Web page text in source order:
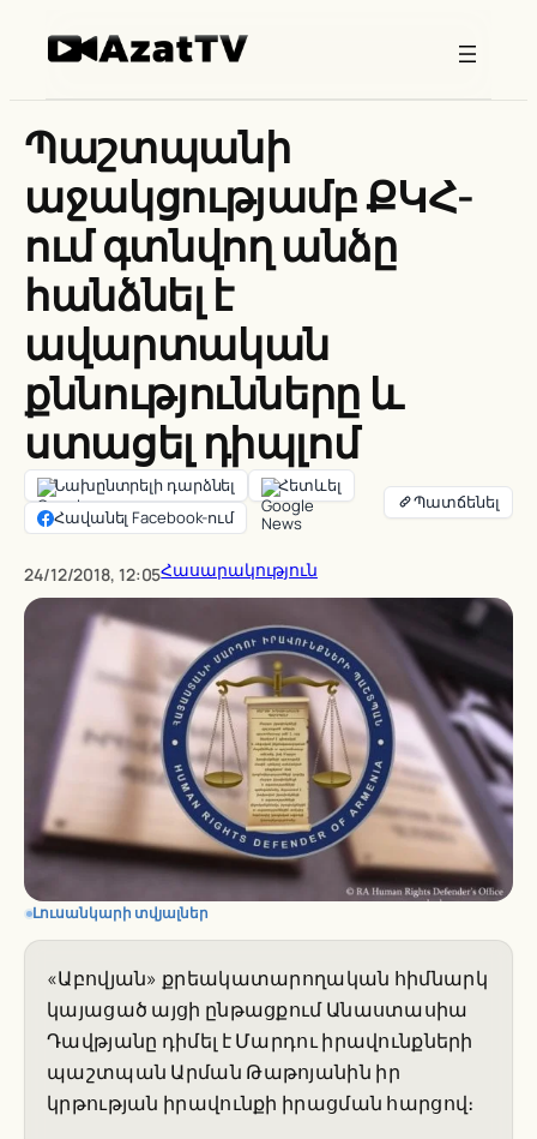
Պաշտպանի
աջակցությամբ ՔԿՀ-
ում գտնվող անձը
հանձնել է
ավարտական
քննությունները և
ստացել դիպլոմ
Նախընտրելի դարձնել
Հետևել
Հավանել Facebook-ում
24/12/2018, 12:05Հասարակություն
Լուսանկարի տվյալներ
«Աբովյան» քրեակատարողական հիմնարկ
կայացած այցի ընթացքում Անաստասիա
Դավթյանը դիմել է Մարդու իրավունքների
պաշտպան Արման Թաթոյանին իր
կրթության իրավունքի իրացման հարցով։